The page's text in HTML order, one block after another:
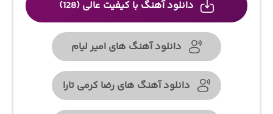
دانلود آهنگ با کیفیت عالی (128)
دانلود آهنگ های امیر لیام
دانلود آهنگ های رضا کرمی تارا